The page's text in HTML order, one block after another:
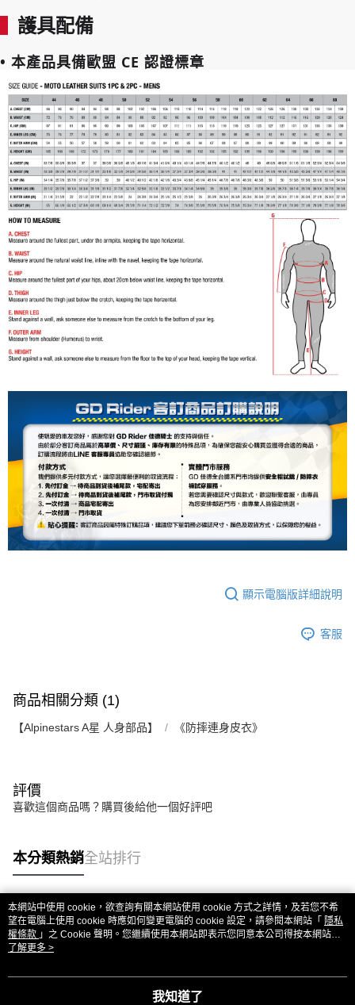
護具配備
• 本產品具備歐盟 CE 認證標章
顯示電腦版詳細說明
客服
商品相關分類 (1)
【Alpinestars A星 人身部品】 《防摔連身皮衣》
評價
喜歡這個商品嗎？購買後給他一個好評吧
本分類熱銷全站排行
熱門標籤
本網站中使用 cookie，欲查詢有關本網站使用 cookie 方式之詳情，及若您不希
望在電腦上使用 cookie 時應如何變更電腦的 cookie 設定，請參閱本網站「 隱私
權條款 」之 Cookie 聲明。您繼續使用本網站即表示您同意本公司得按本網站使
用條款之 Cookie 聲明使用 cookie。
了解更多 >
我知道了